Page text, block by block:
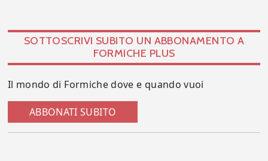
SOTTOSCRIVI SUBITO UN ABBONAMENTO A
FORMICHE PLUS
Il mondo di Formiche dove e quando vuoi
ABBONATI SUBITO